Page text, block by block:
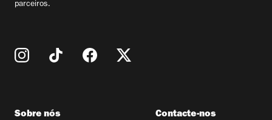
parceiros.
Sobre nós Contacte-nos